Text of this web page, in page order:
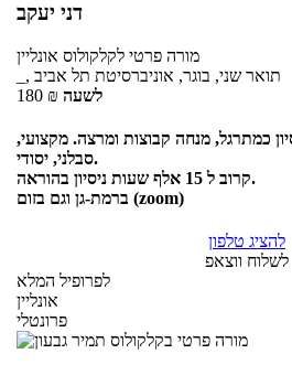
דני יעקב
מורה פרטי לקלקולוס אונליין
_, תואר שני, בוגר, אוניברסיטת תל אביב
180 ₪ לשעה
כמתרגל, מנחה קבוצות ומרצה. מקצועי,
סבלני, יסודי.
קרוב ל 15 אלף שעות ניסיון בהוראה.
ברמת-גן וגם בזום (zoom)
להציג טלפון
לשלוח ווצאפ
לפרופיל המלא
אונליין
פרונטלי